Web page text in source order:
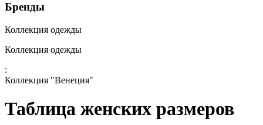
Бренды
Коллекция одежды
Коллекция одежды
:
Коллекция "Венеция"
Таблица женских размеров